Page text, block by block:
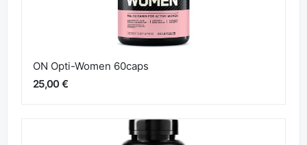
ON Opti-Women 60caps
25,00 €